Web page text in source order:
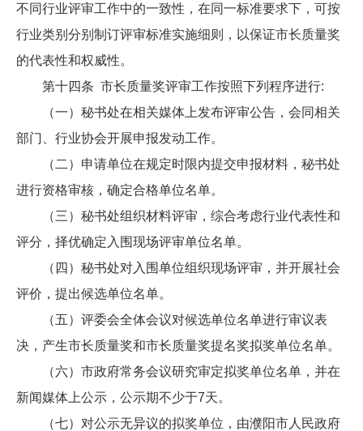
不同行业评审工作中的一致性，在同一标准要求下，可按
行业类别分别制订评审标准实施细则，以保证市长质量奖
的代表性和权威性。
第十四条 市长质量奖评审工作按照下列程序进行:
（一）秘书处在相关媒体上发布评审公告，会同相关
部门、行业协会开展申报发动工作。
（二）申请单位在规定时限内提交申报材料，秘书处
进行资格审核，确定合格单位名单。
（三）秘书处组织材料评审，综合考虑行业代表性和
评分，择优确定入围现场评审单位名单。
（四）秘书处对入围单位组织现场评审，并开展社会
评价，提出候选单位名单。
（五）评委会全体会议对候选单位名单进行审议表
决，产生市长质量奖和市长质量奖提名奖拟奖单位名单。
（六）市政府常务会议研究审定拟奖单位名单，并在
新闻媒体上公示，公示期不少于7天。
（七）对公示无异议的拟奖单位，由濮阳市人民政府